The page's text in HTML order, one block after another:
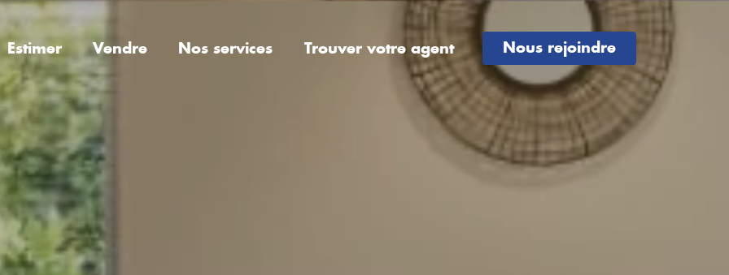
Estimer Vendre Nos services Trouver votre agent Nous rejoindre